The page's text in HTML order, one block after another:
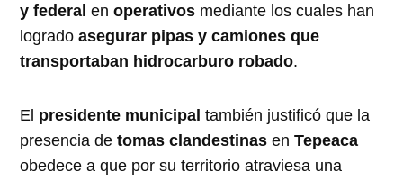
y federal enoperativos mediante los cuales han
logradoasegurar pipas y camiones que
transportaban hidrocarburo robado.
El presidente municipal también justificó que la
presencia detomas clandestinas enTepeaca
obedece a que por su territorio atraviesa una